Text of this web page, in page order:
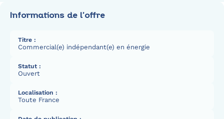
Informations de l’offre
Titre :
Commercial(e) indépendant(e) en énergie
Statut :
Ouvert
Localisation :
Toute France